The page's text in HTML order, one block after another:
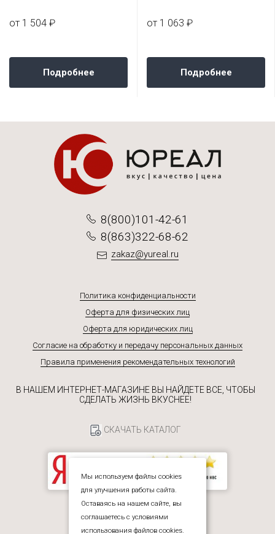
от 1 504 ₽
Подробнее
от 1 063 ₽
Подробнее
8(800)101-42-61
8(863)322-68-62
zakaz@yureal.ru
Политика конфиденциальности
Оферта для физических лиц
Оферта для юридических лиц
Согласие на обработку и передачу персональных данных
Правила применения рекомендательных технологий
В НАШЕМ ИНТЕРНЕТ-МАГАЗИНЕ ВЫ НАЙДЕТЕ ВСЕ, ЧТОБЫ
СДЕЛАТЬ ЖИЗНЬ ВКУСНЕЕ!
СКАЧАТЬ КАТАЛОГ
Мы используем файлы cookies
для улучшения работы сайта.
Оставаясь на нашем сайте, вы
соглашаетесь с условиями
использования файлов cookies.